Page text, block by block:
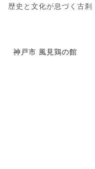
歴史と文化が息づく古刹
神戸市 風見鶏の館